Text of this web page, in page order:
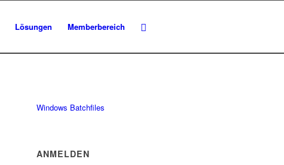
Lösungen Memberbereich
Windows Batchfiles
ANMELDEN